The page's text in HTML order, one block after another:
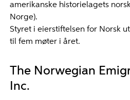
amerikanske historielagets
Norge).
Styret i eierstiftelsen for Norsk
til fem møter i året.
The Norwegian
Inc.